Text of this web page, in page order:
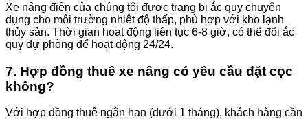
Xe nâng điện của chúng tôi được trang bị ắc quy chuyên
dụng cho môi trường nhiệt độ thấp, phù hợp với kho lạnh
thủy sản. Thời gian hoạt động liên tục 6-8 giờ, có thể đổi ắc
quy dự phòng để hoạt động 24/24.
7. Hợp đồng thuê xe nâng có yêu cầu đặt cọc
không?
Với hợp đồng thuê ngắn hạn (dưới 1 tháng), khách hàng cần